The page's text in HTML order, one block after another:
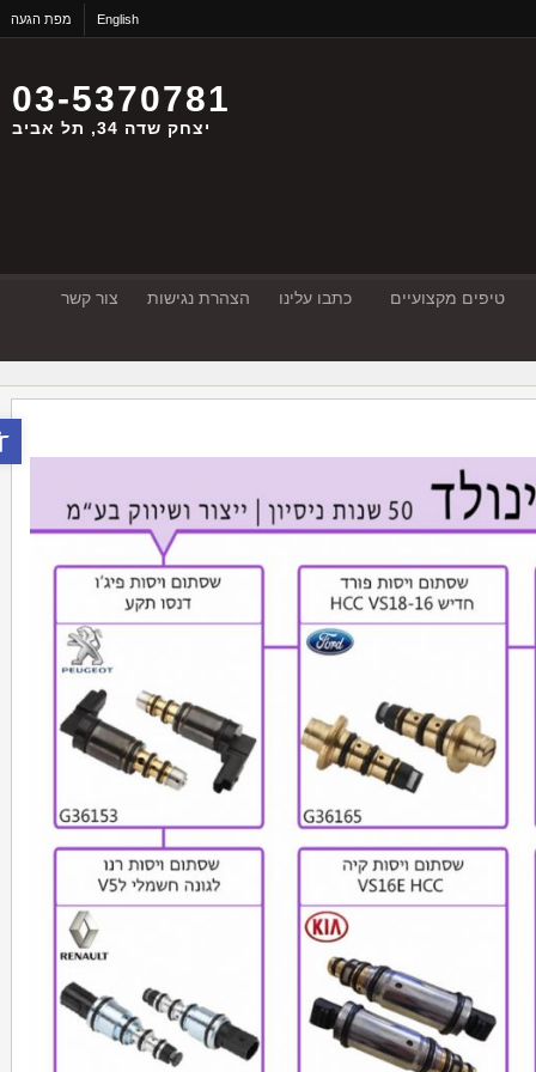
English מפת הגעה
03-5370781
יצחק שדה 34, תל אביב
טיפים מקצועיים כתבו עלינו הצהרת נגישות צור קשר